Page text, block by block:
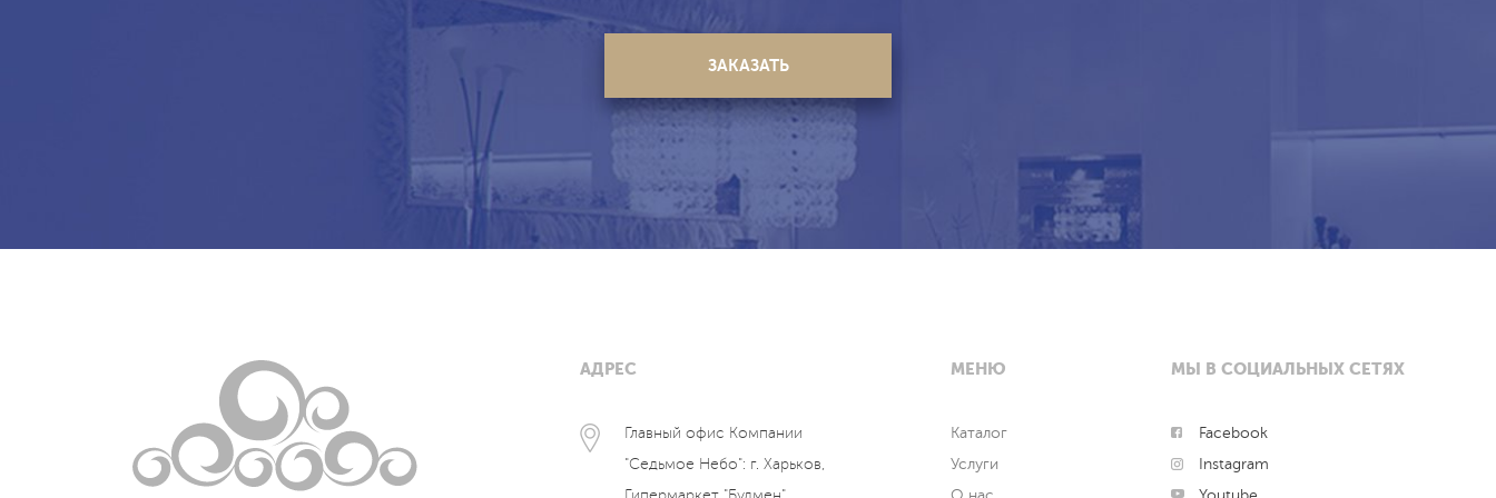
АДРЕС
Главный офис Компании
"Седьмое Небо": г. Харьков,
МЕНЮ
Каталог
Услуги
МЫ В СОЦИАЛЬНЫХ СЕТЯХ
Facebook
Instagram